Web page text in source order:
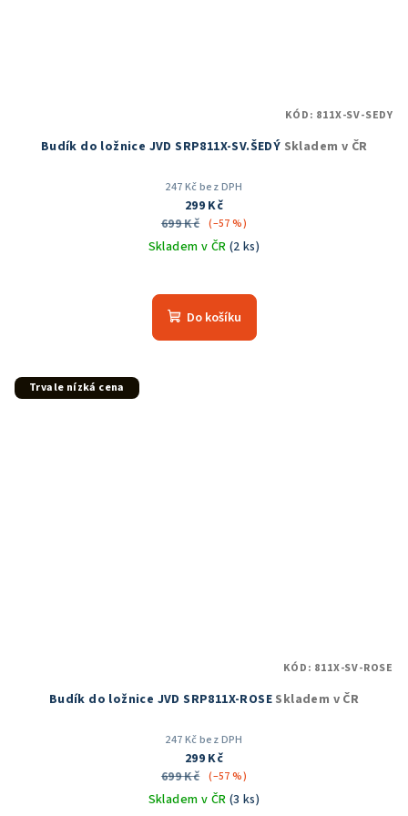
Budík do ložnice JVD SRP811X-SV.ŠEDÝ Skladem v ČR
247 Kč bez DPH
299 Kč
699 Kč (–57 %)
Skladem v ČR (2 ks)
hodnocení
produktu
Do košíku
KÓD: 811X-SV-SEDY
Trvale nízká cena
Budík do ložnice JVD SRP811X-ROSE Skladem v ČR
247 Kč bez DPH
299 Kč
699 Kč (–57 %)
Skladem v ČR (3 ks)
KÓD: 811X-SV-ROSE